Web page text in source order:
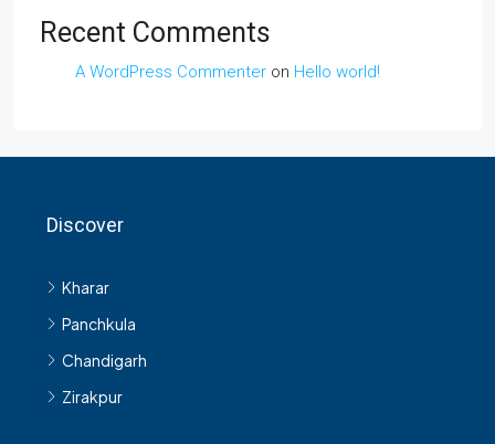
Recent Comments
A WordPress Commenter on Hello world!
Discover
Kharar
Panchkula
Chandigarh
Zirakpur